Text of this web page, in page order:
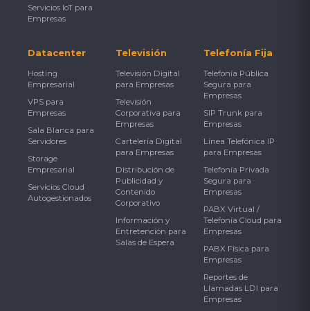
Servicios IoT para
Empresas
Datacenter
Hosting
Empresarial
VPS para
Empresas
Sala Blanca para
Servidores
Storage
Empresarial
Servicios Cloud
Autogestionados
Televisión
Televisión Digital
para Empresas
Televisión
Corporativa para
Empresas
Cartelería Digital
para Empresas
Distribución de
Publicidad y
Contenido
Corporativo
Información y
Entretención para
Salas de Espera
Telefonía Fija
Telefonía Pública
Segura para
Empresas
SIP Trunk para
Empresas
Línea Telefónica IP
para Empresas
Telefonía Privada
Segura para
Empresas
PABX Virtual /
Telefonía Cloud para
Empresas
PABX Física para
Empresas
Reportes de
Llamadas LDI para
Empresas